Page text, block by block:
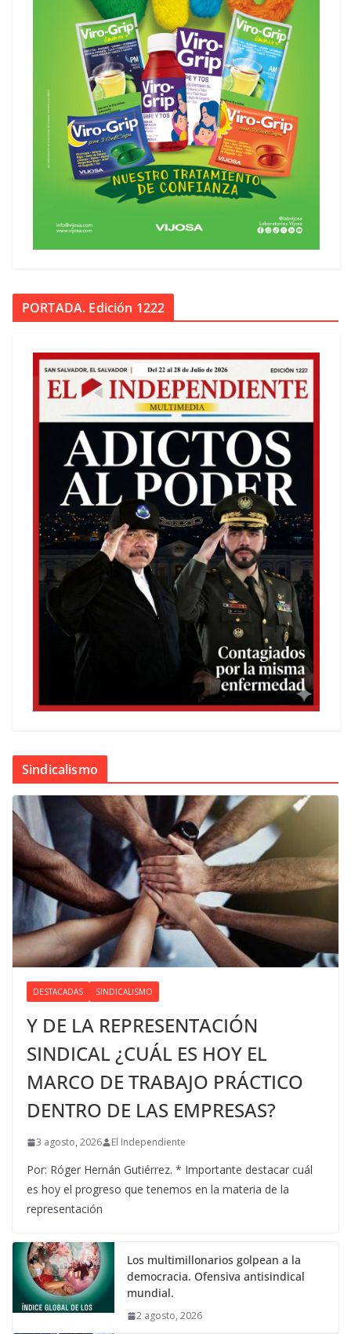
PORTADA. Edición 1222
Sindicalismo
DESTACADAS SINDICALISMO
Y DE LA REPRESENTACIÓN
SINDICAL ¿CUÁL ES HOY EL
MARCO DE TRABAJO PRÁCTICO
DENTRO DE LAS EMPRESAS?
3 agosto, 2026 El Independiente
Por: Róger Hernán Gutiérrez. * Importante destacar cuál
es hoy el progreso que tenemos en la materia de la
representación
Los multimillonarios golpean a la
democracia. Ofensiva antisindical
mundial.
2 agosto, 2026